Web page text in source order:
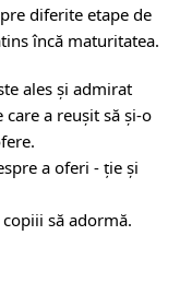
diferite etape de
încă maturitatea.
ales și admirat
a reușit să și-o
a oferi - ție și
să adormă.